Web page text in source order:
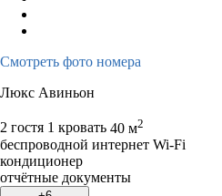
Смотреть фото номера
Люкс Авиньон
2 гостя 1 кровать 40 м2
беспроводной интернет Wi-Fi
кондиционер
отчётные документы